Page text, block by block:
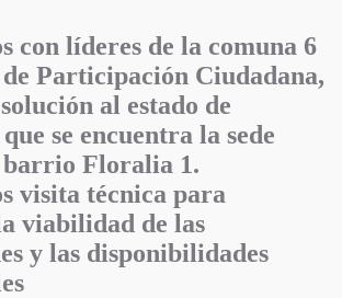
con líderes de la comuna 6
Participación Ciudadana,
al estado de
se encuentra la sede
barrio Floralia 1.
visita técnica para
viabilidad de las
y las disponibilidades